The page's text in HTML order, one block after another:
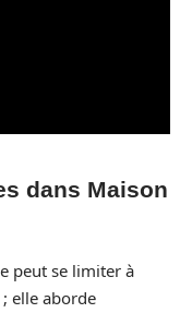
dans Maison
peut se limiter à
elle aborde